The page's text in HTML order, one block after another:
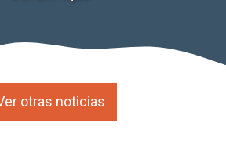
otras noticias